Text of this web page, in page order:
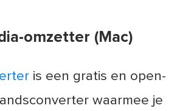
omzetter (Mac)
is een gratis en open-
waarmee je